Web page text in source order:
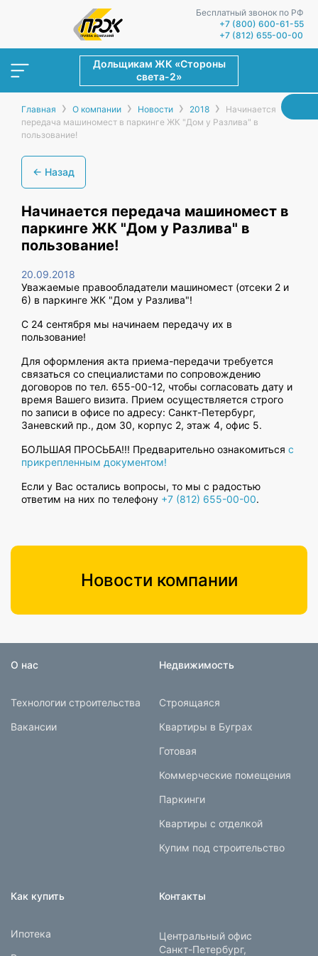
Бесплатный звонок по РФ
+7 (800) 600-61-55
+7 (812) 655-00-00
Дольщикам ЖК «Стороны
света-2»
Главная › О компании › Новости › 2018 ›
Начинается
передача машиномест в паркинге ЖК "Дом у Разлива" в
пользование!
← Назад
Начинается передача машиномест в
паркинге ЖК "Дом у Разлива" в
пользование!
20.09.2018
Уважаемые правообладатели машиномест (отсеки 2 и
6) в паркинге ЖК "Дом у Разлива"!
С 24 сентября мы начинаем передачу их в
пользование!
Для оформления акта приема-передачи требуется
связаться со специалистами по сопровождению
договоров по тел. 655-00-12, чтобы согласовать дату и
время Вашего визита. Прием осуществляется строго
по записи в офисе по адресу: Санкт-Петербург,
Заневский пр., дом 30, корпус 2, этаж 4, офис 5.
БОЛЬШАЯ ПРОСЬБА!!! Предварительно ознакомиться с
прикрепленным документом!
Если у Вас остались вопросы, то мы с радостью
ответим на них по телефону +7 (812) 655-00-00.
Новости компании
О нас
Технологии строительства
Вакансии
Недвижимость
Строящаяся
Квартиры в Буграх
Готовая
Коммерческие помещения
Паркинги
Квартиры с отделкой
Купим под строительство
Как купить
Ипотека
Контакты
Центральный офис
Санкт-Петербург,